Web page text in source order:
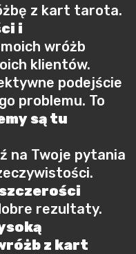
z kart tarota.
i
moich wróżb
klientów.
podejście
problemu. To
są tu
na Twoje pytania
rezultaty.
z kart